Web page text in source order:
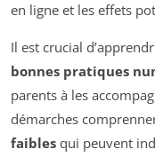
en ligne et les effets
Il est crucial
bonnes pratiques
parents à les
démarches
faibles qui peuvent